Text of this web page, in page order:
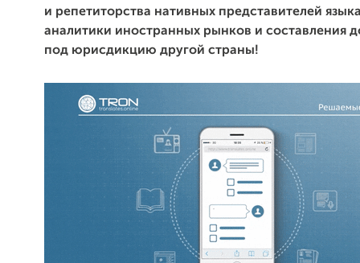
и репетиторства нативных представителей
аналитики иностранных рынков и составления
под юрисдикцию другой страны!